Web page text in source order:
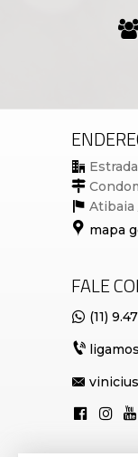
Atibaia
mapa
FALE
(11)